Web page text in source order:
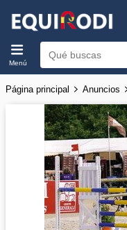
Menú
Página principal Anuncios